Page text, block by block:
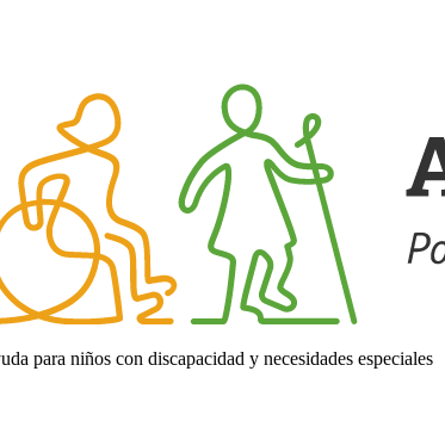
para niños con discapacidad y necesidades especiales